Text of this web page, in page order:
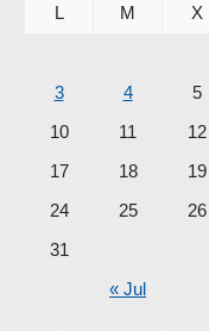
L M X
« Jul
3
4 5
10
11 12
17
18 19
24
25 26
31